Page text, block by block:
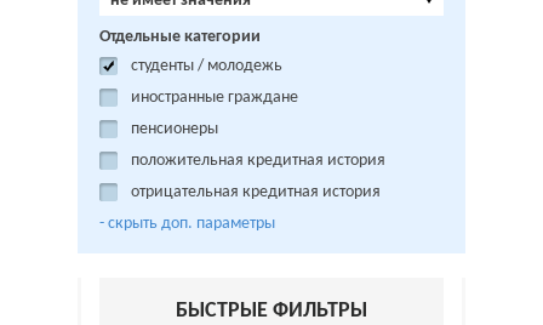
Отдельные категории
студенты / молодежь
иностранные граждане
пенсионеры
положительная кредитная история
отрицательная кредитная история
- cкрыть доп. параметры
БЫСТРЫЕ ФИЛЬТРЫ